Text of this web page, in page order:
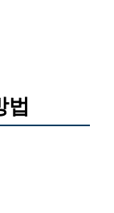
법